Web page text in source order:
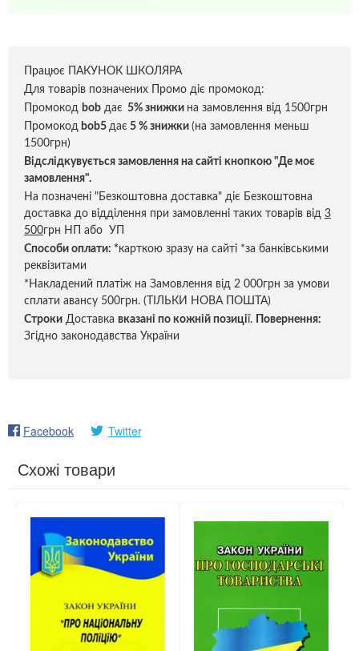
Працює ПАКУНОК ШКОЛЯРА
Для товарів позначених Промо діє промокод:
Промокод bob дає 5% знижки на замовлення від 1500грн
Промокод bob5 дає 5 % знижки (на замовлення меньш
1500грн)
Відслідкувується замовлення на сайті кнопкою "Де моє
замовлення".
На позначені "Безкоштовна доставка" діє Безкоштовна
доставка до відділення при замовленні таких товарів від 3
500грн НП або УП
Способи оплати: *карткою зразу на сайті *за банківськими
реквізитами
*Накладений платіж на Замовлення від 2 000грн за умови
сплати авансу 500грн. (ТІЛЬКИ НОВА ПОШТА)
Строки Доставка вказані по кожній позиції.
Повернення:
Згідно законодавства України
Facebook Twitter
Схожі товари